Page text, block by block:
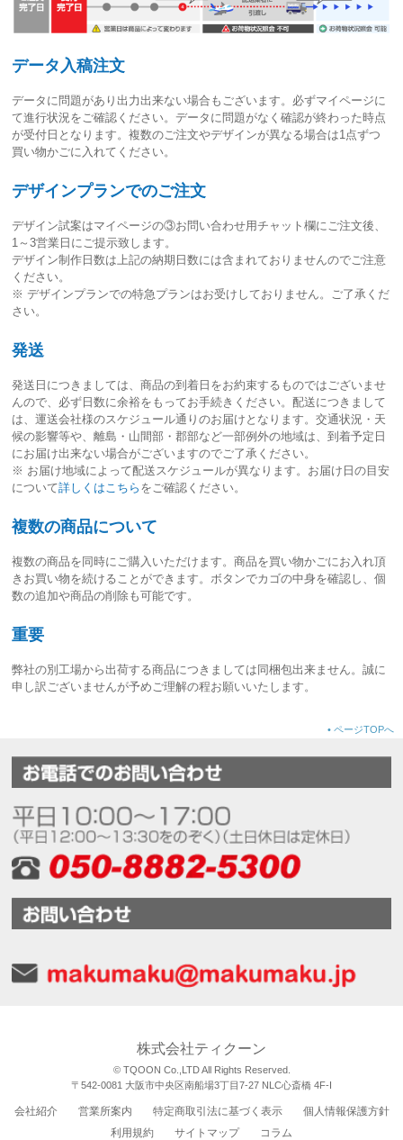
データ入稿注文
データに問題があり出力出来ない場合もございます。必ずマイページに
て進行状況をご確認ください。データに問題がなく確認が終わった時点
が受付日 となります。複数のご注文やデザインが異なる場合は1点ずつ
買い物かごに入れてください。
デザインプランでのご注文
デザイン試案はマイページの③お問い合わせ用チャット欄にご注文後、
1～3営業日 にご提示致します。
デザイン制作日数は上記の納期日数には含まれておりませんのでご注意
ください。
※ デザインプランでの特急プランはお受けしておりません。ご了承くだ
さい。
発送
発送日につきましては、商品の到着日をお約束するものではございませ
んので、必ず日数に余裕をもってお手続きください。配送につきまして
は、運送会社様のスケジュール通りのお届けとなります。交通状況・天
候の影響等や、離島・山間部・郡部など一部例外の地域は、到着予定日
にお届け出来ない場合がございますのでご了承ください。
※ お届け地域によって配送スケジュールが異なります。お届け日の目安
について詳しくはこちら をご確認ください。
複数の商品について
複数の商品を同時にご購入いただけます。商品を買い物かごにお入れ頂
きお買い物を続けることができます。ボタンでカゴの中身を確認し、個
数の追加や商品の削除も可能です。
重要
弊社の別工場から出荷する商品につきましては同梱包出来ません。誠に
申し訳ございませんが予めご理解の程お願いいたします。
• ページTOPへ
株式会社ティクーン
© TQOON Co.,LTD All Rights Reserved.
〒542-0081 大阪市中央区南船場3丁目7-27 NLC心斎橋 4F-I
会社紹介 営業所案内 特定商取引法に基づく表示
個人情報保護方針
利用規約
サイトマップ コラム